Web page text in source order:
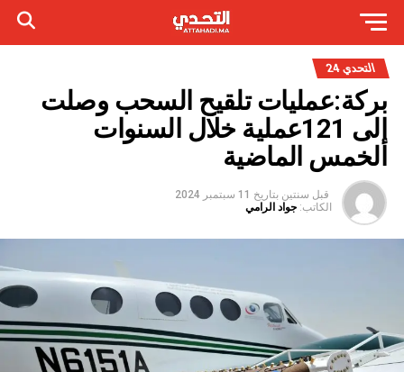
التحدي 24
بركة:عمليات تلقيح السحب وصلت
إلى 121عملية خلال السنوات
الخمس الماضية
قبل سنتين بتاريخ 11 سبتمبر 2024
الكاتب: جواد الرامي